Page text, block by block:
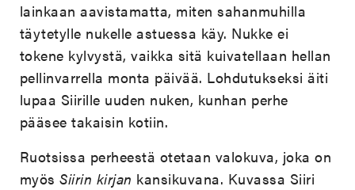
lainkaan aavistamatta, miten sahanmuhilla
täytetylle nukelle astuessa käy. Nukke ei
tokene kylvystä, vaikka sitä kuivatellaan hellan
pellinvarrella monta päivää. Lohdutukseksi äiti
lupaa Siirille uuden nuken, kunhan perhe
pääsee takaisin kotiin.
Ruotsissa perheestä otetaan valokuva, joka on
myösSiirin kirjan kansikuvana. Kuvassa Siiri